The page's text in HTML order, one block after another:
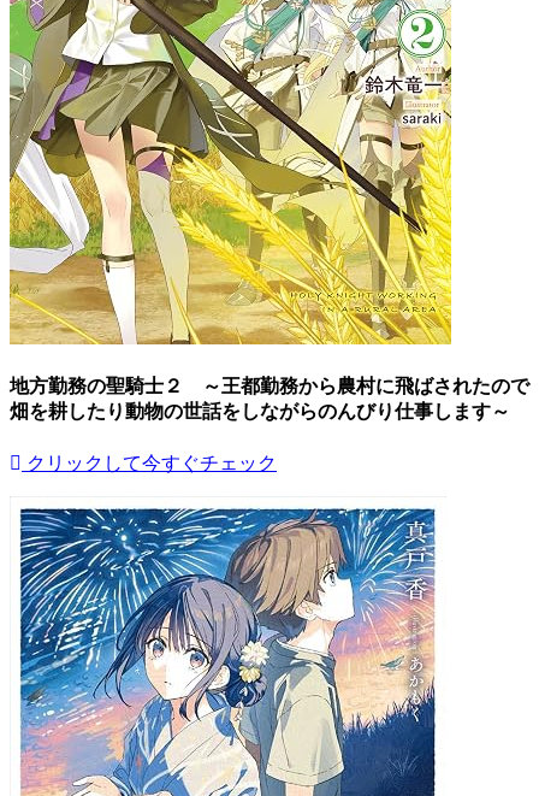
地方勤務の聖騎士２ ～王都勤務から農村に飛ばされたので
畑を耕したり動物の世話をしながらのんびり仕事します～
クリックして今すぐチェック